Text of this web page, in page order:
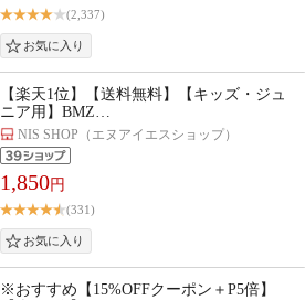
(2,337)
【楽天1位】【送料無料】【キッズ・ジュ
ニア用】BMZ…
NIS SHOP（エヌアイエスショップ）
1,850円
(331)
※おすすめ【15%OFFクーポン＋P5倍】